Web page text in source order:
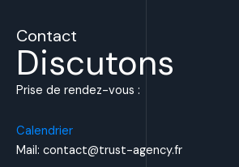
Contact
Discutons
Prise de rendez-vous :
Calendrier
Mail: contact@trust-agency.fr